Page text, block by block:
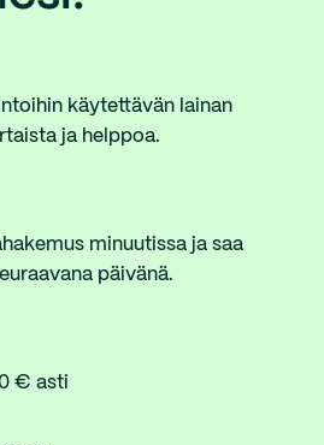
käytettävän lainan
ja helppoa.
minuutissa ja saa
päivänä.
€ asti